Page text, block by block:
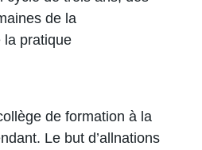
de la
la pratique
de formation à la
Le but d’allnations